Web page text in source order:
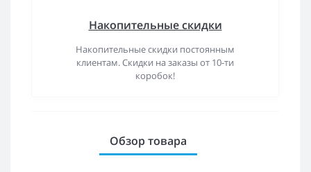
Накопительные скидки
Накопительные скидки постоянным
клиентам. Скидки на заказы от 10-ти
коробок!
Обзор товара